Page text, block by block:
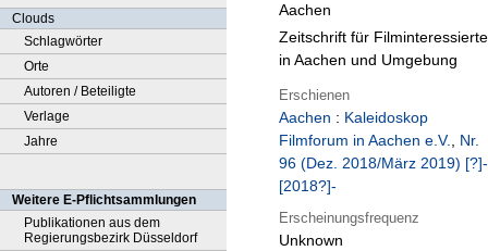
Clouds
Schlagwörter
Orte
Autoren / Beteiligte
Verlage
Jahre
Weitere E-Pflichtsammlungen
Publikationen aus dem
Regierungsbezirk Düsseldorf
Aachen
Zeitschrift für Filminteressierte
in Aachen und Umgebung
Erschienen
Aachen : Kaleidoskop
Filmforum in Aachen e.V., Nr.
96 (Dez. 2018/März 2019)
[2018?]-
Erscheinungsfrequenz
Unknown